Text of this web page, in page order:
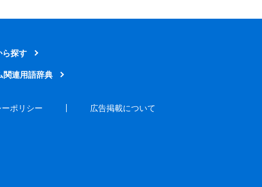
ら探す
関連用語辞典
ポリシー 広告掲載について